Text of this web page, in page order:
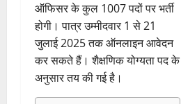
ऑफिसर के कुल 1007 पदों पर भर्ती
होगी। पात्र उम्मीदवार 1 से 21
जुलाई 2025 तक ऑनलाइन आवेदन
कर सकते हैं। शैक्षणिक योग्यता पद के
अनुसार तय की गई है।